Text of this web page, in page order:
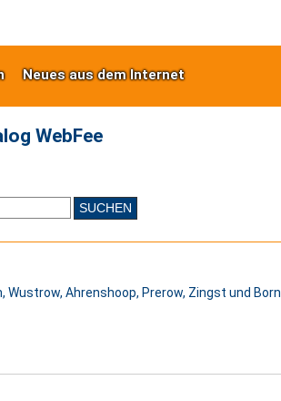
Neues aus dem Internet
WebFee
Ahrenshoop, Prerow, Zingst und Born